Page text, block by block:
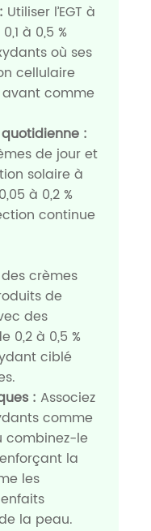
Utiliser l’EGT à
à 0,5 %
où ses
cellulaire
comme
:
de jour et
solaire à
à 0,2 %
continue
crèmes
de
des
0,2 à 0,5 %
ciblé
: Associez
comme
combinez-le
la
les
la peau.